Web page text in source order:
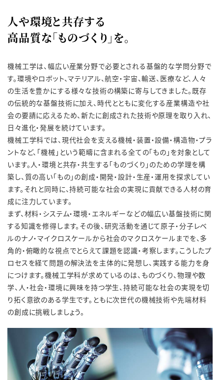
人や環境と共存する
高品質な「ものづくり」を。
機械工学は、幅広い産業分野で必要とされる基盤的な学問分野で
す。環境やロボット、マテリアル、航空・宇宙、輸送、医療など、人々
の生活を豊かにする様々な技術の構築に寄与してきました。既存
の伝統的な基盤技術に加え、時代とともに変化する産業構造や社
会の要請に応えるため、新たに創成された技術や原理を取り入れ、
日々進化・発展を続けています。
機械工学科では、現代社会を支える機械・装置・設備・構造物・プラ
ントなど、「機械」という範疇に含まれる全ての「もの」を対象として
います。人・環境と共存・共生する「ものづくり」のための学理を構
築し、質の高い「もの」の創成・開発・設計・生産・運用を探求してい
ます。それと同時に、持続可能な社会の実現に貢献できる人材の育
成に注力しています。
まず、材料・システム・環境・エネルギーなどの幅広い基盤技術に関
する知識を修得します。その後、研究活動を通じて原子・分子レベ
ルのナノ・マイクロスケールから社会のマクロスケールまでを、多
角的・俯瞰的な視点でとらえて課題を認識・考察します。こうしたプ
ロセスを経て問題の解決法を主体的に発想し、実践する能力を身
につけます。機械工学科が求めているのは、ものづくり、物理や数
学、人・社会・環境に興味を持つ学生、持続可能な社会の実現を切
り拓く意欲のある学生です。ともに次世代の機械技術や先端材料
の創成に挑戦しましょう。